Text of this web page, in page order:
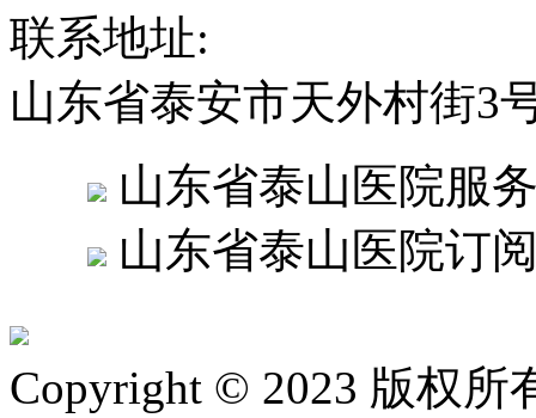
联系地址:
山东省泰安市天外村街3
山东省泰山医院服
山东省泰山医院订
Copyright © 2023 版权